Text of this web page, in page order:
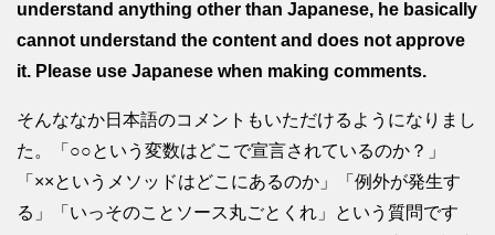
understand anything other than Japanese, he basically
cannot understand the content and does not approve
it. Please use Japanese when making comments.
そんななか日本語のコメントもいただけるようになりまし
た。「○○という変数はどこで宣言されているのか？」
「××というメソッドはどこにあるのか」「例外が発生す
る」「いっそのことソース丸ごとくれ」という質問です